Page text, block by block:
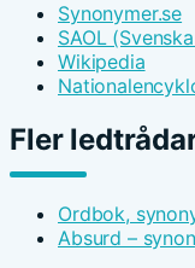
Synonymer.se
SAOL
Wikipedia
Fler
Ordbok,
Absurd –